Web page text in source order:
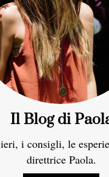
Il Blog di
i consigli, le
direttrice Paola.